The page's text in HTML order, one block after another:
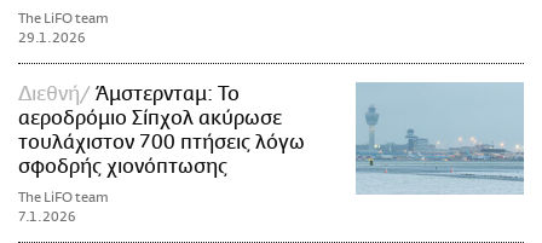
The LiFO team
29.1.2026
Διεθνή
Άμστερνταμ: Το
αεροδρόμιο Σίπχολ ακύρωσε
τουλάχιστον 700 πτήσεις λόγω
σφοδρής χιονόπτωσης
The LiFO team
7.1.2026